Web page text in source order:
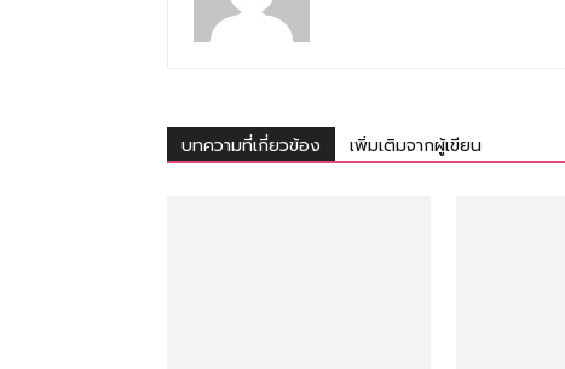
บทความที่เกี่ยวข้อง เพิ่มเติมจากผู้เขียน